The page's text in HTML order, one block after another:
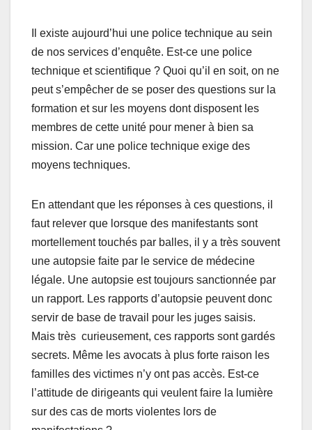
Il existe aujourd’hui une police technique au sein
de nos services d’enquête. Est-ce une police
technique et scientifique ? Quoi qu’il en soit, on ne
peut s’empêcher de se poser des questions sur la
formation et sur les moyens dont disposent les
membres de cette unité pour mener à bien sa
mission. Car une police technique exige des
moyens techniques.
En attendant que les réponses à ces questions, il
faut relever que lorsque des manifestants sont
mortellement touchés par balles, il y a très souvent
une autopsie faite par le service de médecine
légale. Une autopsie est toujours sanctionnée par
un rapport. Les rapports d’autopsie peuvent donc
servir de base de travail pour les juges saisis.
Mais très curieusement, ces rapports sont gardés
secrets. Même les avocats à plus forte raison les
familles des victimes n’y ont pas accès. Est-ce
l’attitude de dirigeants qui veulent faire la lumière
sur des cas de morts violentes lors de